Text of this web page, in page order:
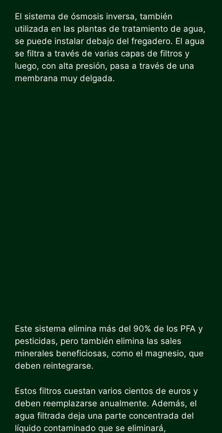
El sistema de ósmosis inversa, también
utilizada en las plantas de tratamiento de agua,
se puede instalar debajo del fregadero. El agua
se filtra a través de varias capas de filtros y
luego, con alta presión, pasa a través de una
membrana muy delgada.
Este sistema elimina más del 90% de los PFA y
pesticidas, pero también elimina las sales
minerales beneficiosas, como el magnesio, que
deben reintegrarse.
Estos filtros cuestan varios cientos de euros y
deben reemplazarse anualmente. Además, el
agua filtrada deja una parte concentrada del
líquido contaminado que se eliminará,